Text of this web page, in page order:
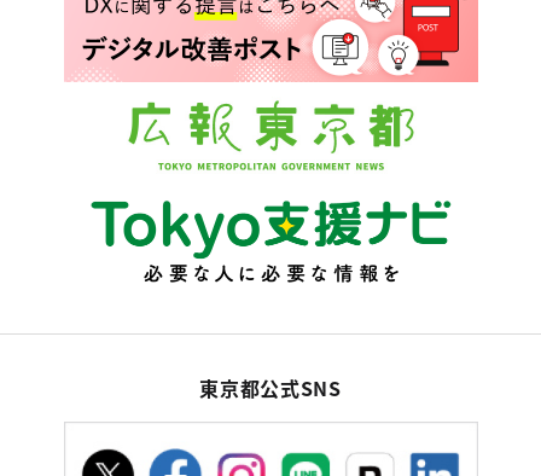
東京都公式SNS